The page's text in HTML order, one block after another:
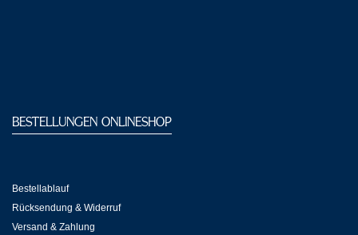
BESTELLUNGEN ONLINESHOP
Bestellablauf
Rücksendung & Widerruf
Versand & Zahlung